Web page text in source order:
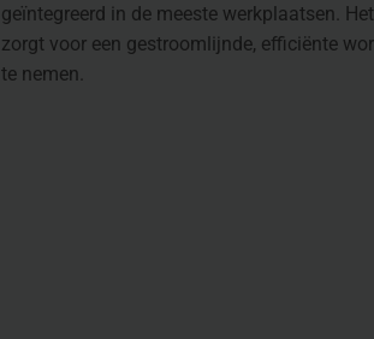
geïntegreerd in de meeste werkplaatsen.
zorgt voor een gestroomlijnde, efficiënte
te nemen.